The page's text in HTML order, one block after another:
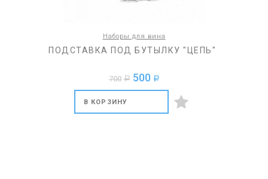
Наборы для вина
ПОДСТАВКА ПОД БУТЫЛКУ "ЦЕПЬ"
700 a 500 a
В КОРЗИНУ